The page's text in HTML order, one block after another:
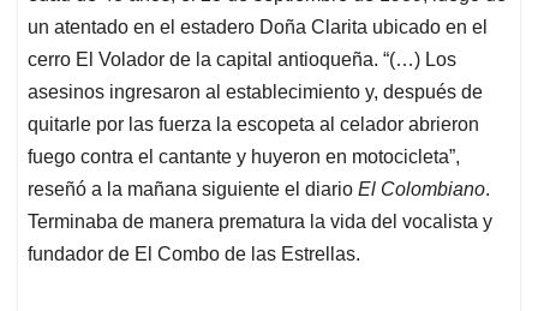
un atentado en el estadero Doña Clarita ubicado en el
cerro El Volador de la capital antioqueña. “(…) Los
asesinos ingresaron al establecimiento y, después de
quitarle por las fuerza la escopeta al celador abrieron
fuego contra el cantante y huyeron en motocicleta”,
reseñó a la mañana siguiente el diario El Colombiano.
Terminaba de manera prematura la vida del vocalista y
fundador de El Combo de las Estrellas.